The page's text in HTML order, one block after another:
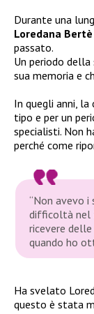
Durante una
Loredana Bertè
passato.
Un periodo
sua memoria e
In quegli anni,
tipo e per un
specialisti. Non
perché come
“Non avevo i
difficoltà nel
ricevere
quando ho
Ha svelato
questo è stata